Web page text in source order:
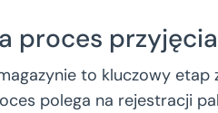
proces
to kluczowy
polega na rejestracji